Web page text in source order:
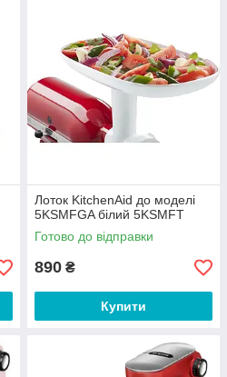
Лоток KitchenAid до моделі
5KSMFGA білий 5KSMFT
Готово до відправки
890 ₴
Купити